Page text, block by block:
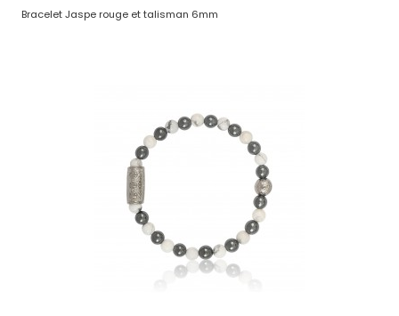
Bracelet Jaspe rouge et talisman 6mm